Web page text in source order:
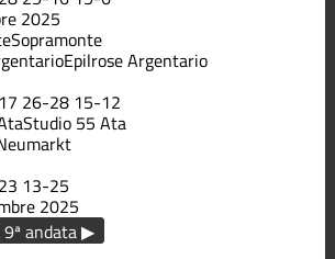
2025
Sopramonte
Epilrose Argentario
17 26-28 15-12
Studio 55 Ata
23 13-25
2025
9ª andata ▶